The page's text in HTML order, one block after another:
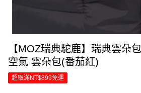
【MOZ瑞典駝鹿】瑞典雲朵
空氣 雲朵包(番茄紅)
超取滿NT$899免運